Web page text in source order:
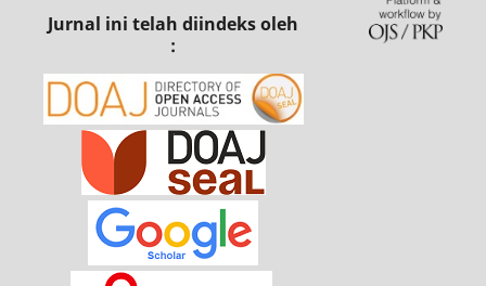
Jurnal ini telah diindeks oleh
: